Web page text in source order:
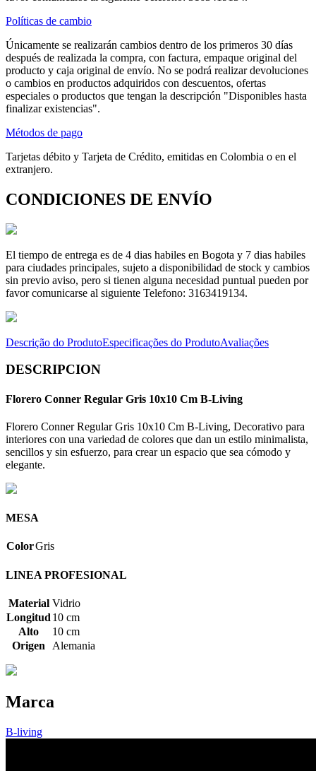
Políticas de cambio
Únicamente se realizarán cambios dentro de los primeros 30 días
después de realizada la compra, con factura, empaque original del
producto y caja original de envío. No se podrá realizar devoluciones
o cambios en productos adquiridos con descuentos, ofertas
especiales o productos que tengan la descripción "Disponibles hasta
finalizar existencias".
Métodos de pago
Tarjetas débito y Tarjeta de Crédito, emitidas en Colombia o en el
extranjero.
CONDICIONES DE ENVÍO
El tiempo de entrega es de 4 dias habiles en Bogota y 7 dias habiles
para ciudades principales, sujeto a disponibilidad de stock y cambios
sin previo aviso, pero si tienen alguna necesidad puntual pueden por
favor comunicarse al siguiente Telefono: 3163419134.
Descrição do ProdutoEspecificações do ProdutoAvaliações
DESCRIPCION
Florero Conner Regular Gris 10x10 Cm B-Living
Florero Conner Regular Gris 10x10 Cm B-Living, Decorativo para
interiores con una variedad de colores que dan un estilo minimalista,
sencillos y sin esfuerzo, para crear un espacio que sea cómodo y
elegante.
MESA
ColorGris
LINEA PROFESIONAL
Material Vidrio
Longitud 10 cm
Alto
10 cm
Origen
Alemania
Marca
B-living